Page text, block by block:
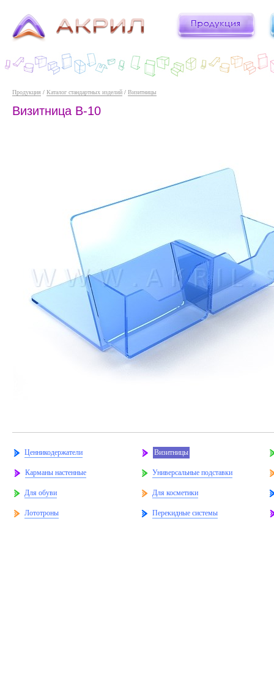
Продукция / Каталог стандартных изделий / Визитницы
Визитница В-10
Ценникодержатели Визитницы
Карманы настенные Универсальные подставки
Для обуви Для косметики
Лототроны Перекидные системы